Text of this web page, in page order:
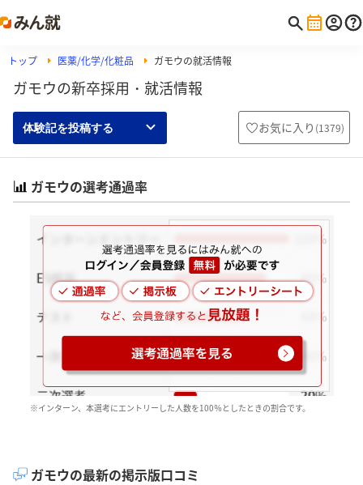
トップ 医薬/化学/化粧品 ガモウの就活情報
ガモウの新卒採用・就活情報
体験記を投稿する お気に入り (1379)
ガモウの選考通過率
※インターン、本選考にエントリーした人数を100％としたときの割合です。
ガモウの最新の掲示版口コミ